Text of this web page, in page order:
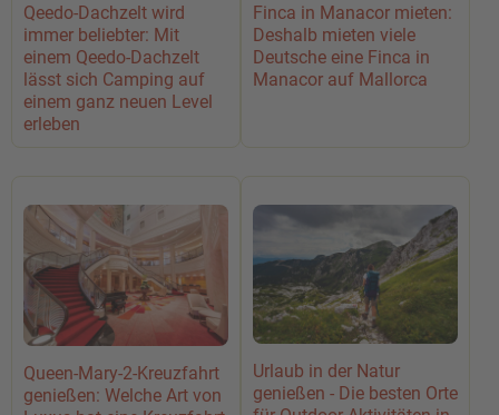
Qeedo-Dachzelt wird
immer beliebter: Mit
einem Qeedo-Dachzelt
lässt sich Camping auf
einem ganz neuen Level
erleben
Finca in Manacor mieten:
Deshalb mieten viele
Deutsche eine Finca in
Manacor auf Mallorca
Queen-Mary-2-Kreuzfahrt
genießen: Welche Art von
Urlaub in der Natur
genießen - Die besten Orte